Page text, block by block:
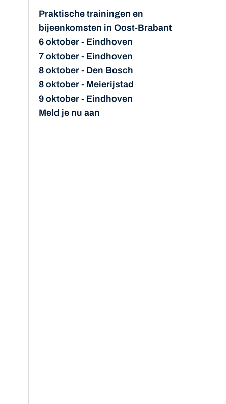
Praktische trainingen en
bijeenkomsten in Oost-Brabant
6 oktober - Eindhoven
7 oktober - Eindhoven
8 oktober - Den Bosch
8 oktober - Meierijstad
9 oktober - Eindhoven
Meld je nu aan